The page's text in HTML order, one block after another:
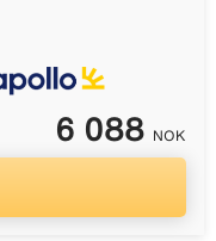
6 088 NOK